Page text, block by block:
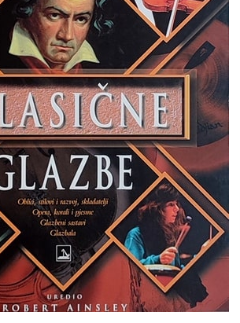
UMJETNOST
BILJE I ZDRAVLJE
I PUBLICISTIKA
ZNANOSTI
POPULARNA PSIHOLOGIJA,
GRAMATIKE, PRAVOPISI…
ZNANOSTI
I POVIJEST KNJIŽEVNOSTI